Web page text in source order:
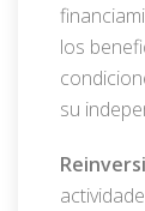
los
su